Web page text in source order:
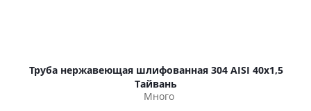
Труба нержавеющая шлифованная 304 AISI 40х1,5
Тайвань
Много